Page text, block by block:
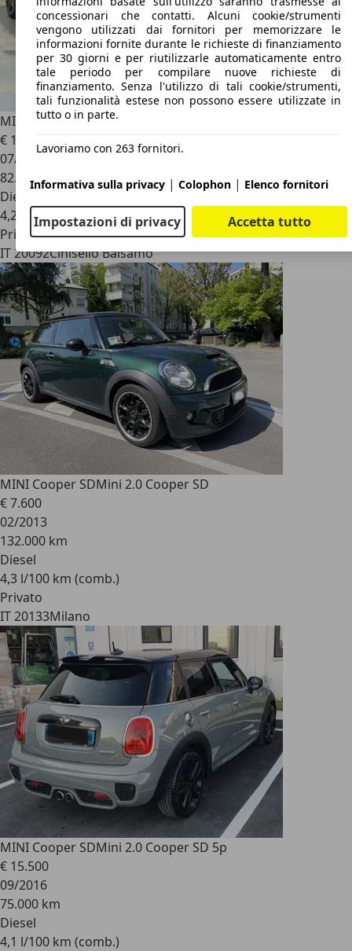
MINI Cooper SD3p 2.0 Business auto
€ 17.000
07/2018
82.288 km
Diesel
4,2 l/100 km (comb.)
Privato
IT 20092Cinisello Balsamo
MINI Cooper SDMini 2.0 Cooper SD
€ 7.600
02/2013
132.000 km
Diesel
4,3 l/100 km (comb.)
Privato
IT 20133Milano
MINI Cooper SDMini 2.0 Cooper SD 5p
€ 15.500
09/2016
75.000 km
Diesel
4,1 l/100 km (comb.)
concessionari che contatti. Alcuni cookie/strumenti
vengono utilizzati dai fornitori per memorizzare le
informazioni fornite durante le richieste di finanziamento
per 30 giorni e per riutilizzarle automaticamente entro
tale periodo per compilare nuove richieste di
finanziamento. Senza l'utilizzo di tali cookie/strumenti,
tali funzionalità estese non possono essere utilizzate in
tutto o in parte.
Lavoriamo con 263 fornitori.
Informativa sulla privacy | Colophon | Elenco fornitori
Impostazioni di privacy Accetta tutto